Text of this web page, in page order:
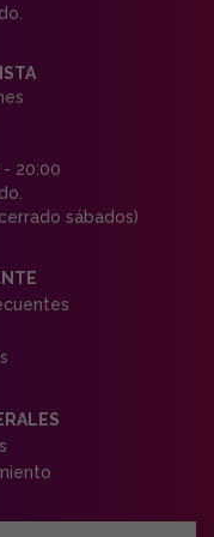
- 20:00
sábados)